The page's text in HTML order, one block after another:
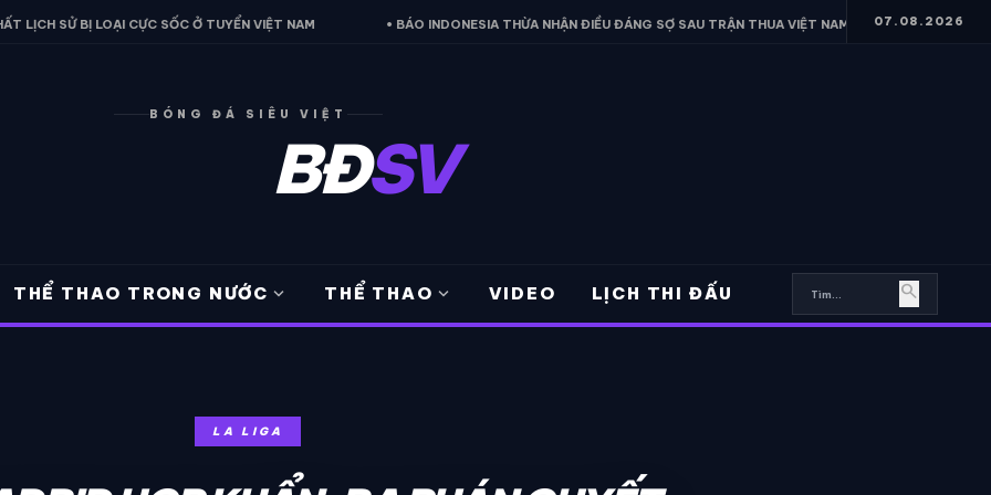
BỊ LOẠI CỰC SỐC Ở TUYỂN VIỆT NAM • BÁO INDONESIA THỪA NHẬN ĐIỀU ĐÁNG SỢ SAU TRẬN THUA VIỆT NAM • FERRAN TORRES
07.08.2026
BÓNG ĐÁ SIÊU VIỆT
BĐSV
THỂ THAO TRONG NƯỚC expand_more THỂ THAO expand_more VIDEO LỊCH THI ĐẤU search
LA LIGA